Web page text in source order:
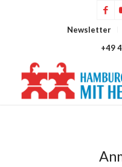
Newsletter
+49